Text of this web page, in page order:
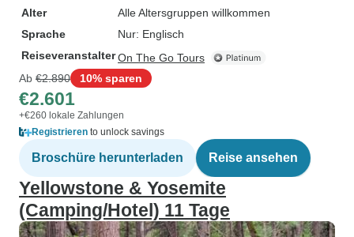
Alter
Alle Altersgruppen willkommen
Sprache
Nur: Englisch
ReiseveranstalterOn The Go Tours
Ab €2.890 10% sparen
€2.601
+€260 lokale Zahlungen
Registrieren to unlock savings
Broschüre herunterladen Reise ansehen
Yellowstone & Yosemite
(Camping/Hotel) 11 Tage